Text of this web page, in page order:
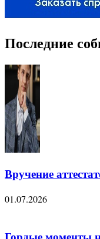
Последние
Вручение
01.07.2026